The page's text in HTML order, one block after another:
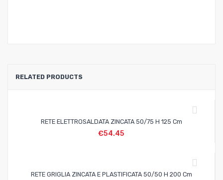
RELATED PRODUCTS
RETE ELETTROSALDATA ZINCATA 50/75 H 125 Cm
€54.45
RETE GRIGLIA ZINCATA E PLASTIFICATA 50/50 H 200 Cm